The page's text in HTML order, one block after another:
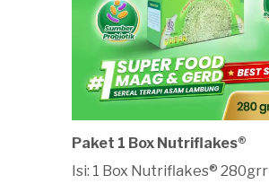
Paket 1 Box Nutriflakes®
Isi: 1 Box Nutriflakes® 280grr